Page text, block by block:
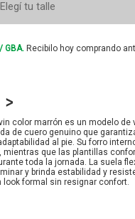
Elegí tu talle
GBA. Recibilo hoy comprando
color marrón es un modelo de
de cuero genuino que
al pie. Su forro
mientras que las plantillas
toda la jornada. La suela
y brinda estabilidad y
look formal sin resignar confort.